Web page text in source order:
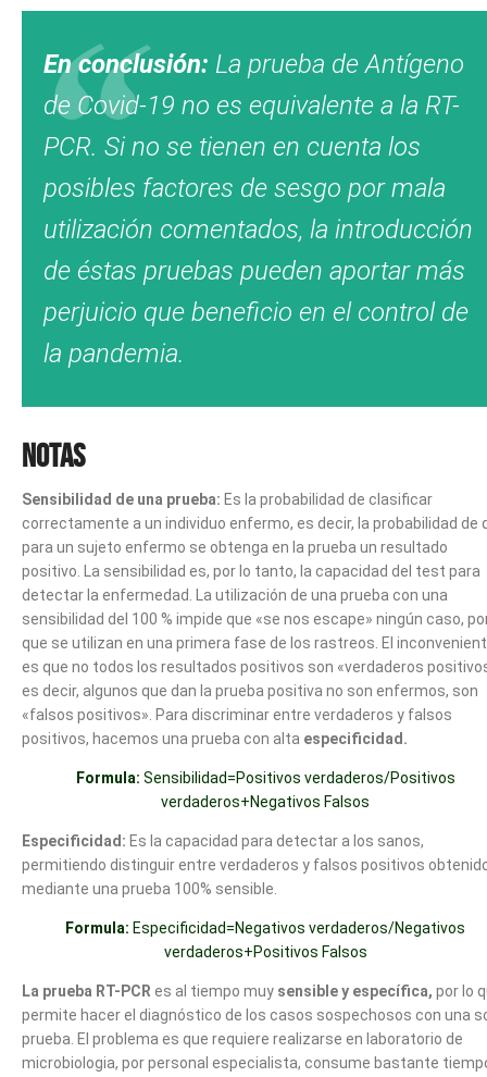
En conclusión: La prueba de Antígeno
de Covid-19 no es equivalente a la RT-
PCR. Si no se tienen en cuenta los
posibles factores de sesgo por mala
utilización comentados, la introducción
de éstas pruebas pueden aportar más
perjuicio que beneficio en el control de
la pandemia.
Notas
Sensibilidad de una prueba: Es la probabilidad de clasificar
correctamente a un individuo enfermo, es decir, la probabilidad de
para un sujeto enfermo se obtenga en la prueba un resultado
positivo. La sensibilidad es, por lo tanto, la capacidad del test para
detectar la enfermedad. La utilización de una prueba con una
sensibilidad del 100 % impide que «se nos escape» ningún caso,
que se utilizan en una primera fase de los rastreos. El
es que no todos los resultados positivos son «verdaderos
es decir, algunos que dan la prueba positiva no son enfermos, son
«falsos positivos». Para discriminar entre verdaderos y falsos
positivos, hacemos una prueba con alta especificidad.
Formula: Sensibilidad=Positivos verdaderos/Positivos
verdaderos+Negativos Falsos
Especificidad: Es la capacidad para detectar a los sanos,
permitiendo distinguir entre verdaderos y falsos positivos
mediante una prueba 100% sensible.
Formula: Especificidad=Negativos verdaderos/Negativos
verdaderos+Positivos Falsos
La prueba RT-PCR es al tiempo muy sensible y específica, por lo
permite hacer el diagnóstico de los casos sospechosos con una
prueba. El problema es que requiere realizarse en laboratorio de
microbiologia, por personal especialista, consume bastante